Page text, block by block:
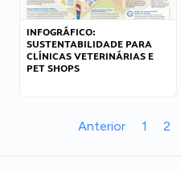
INFOGRÁFICO:
SUSTENTABILIDADE PARA
CLÍNICAS VETERINÁRIAS E
PET SHOPS
Anterior 1 2